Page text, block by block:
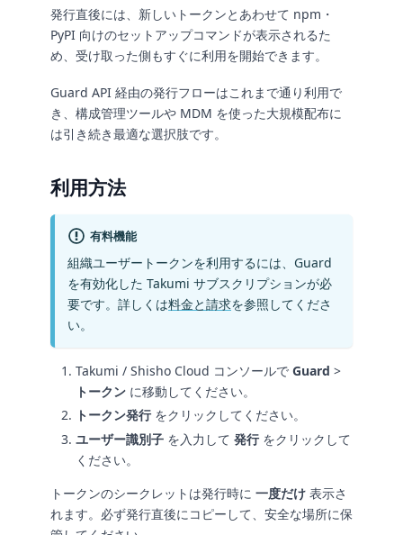
発行直後には、新しいトークンとあわせて npm・
PyPI 向けのセットアップコマンドが表示されるた
め、受け取った側もすぐに利用を開始できます。
Guard API 経由の発行フローはこれまで通り利用で
き、構成管理ツールや MDM を使った大規模配布に
は引き続き最適な選択肢です。
利用方法
有料機能
組織ユーザートークンを利用するには、Guard
を有効化した Takumi サブスクリプションが必
要です。詳しくは料金と請求を参照してくださ
い。
Takumi / Shisho Cloud コンソールで Guard >
トークン に移動してください。
トークン発行をクリックしてください。
ユーザー識別子 を入力して 発行をクリックして
ください。
トークンのシークレットは発行時に 一度だけ 表示さ
れます。必ず発行直後にコピーして、安全な場所に保